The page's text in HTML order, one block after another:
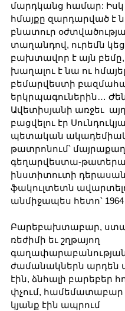
մարդկանց համար: Իսկ
հմայքը զարդարված է
բնատուր
տաղանդով, ուրեմն
բախտավոր է այն
խաղալու է նա ու
բեմարվեստի
երկրպագուներին…
Ավետիսյանի առջեւ
բացվելու էր
պետական
թատրոնում՝
գեղարվեստա-
ինստիտուտի
ֆակուլտետն
անմիջապես հետո՝ 1964
Բարեբախտաբար,
ռեժիմի եւ շղթայող
ժամանակներն արդեն
էին, ձնհալի բարեբեր
փչում, համեմատաբար
կյանք էին ապրում